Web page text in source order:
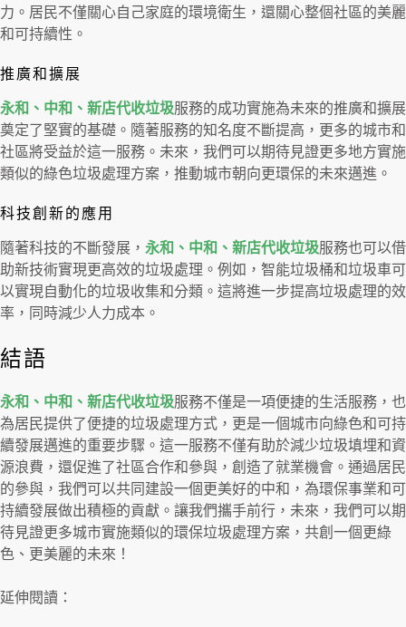
力。居民不僅關心自己家庭的環境衛生，還關心整個社區的美麗
和可持續性。
推廣和擴展
永和、中和、新店代收垃圾服務的成功實施為未來的推廣和擴展
奠定了堅實的基礎。隨著服務的知名度不斷提高，更多的城市和
社區將受益於這一服務。未來，我們可以期待見證更多地方實施
類似的綠色垃圾處理方案，推動城市朝向更環保的未來邁進。
科技創新的應用
隨著科技的不斷發展， 永和、中和、新店代收垃圾服務也可以借
助新技術實現更高效的垃圾處理。例如，智能垃圾桶和垃圾車可
以實現自動化的垃圾收集和分類。這將進一步提高垃圾處理的效
率，同時減少人力成本。
結語
永和、中和、新店代收垃圾服務不僅是一項便捷的生活服務，也
為居民提供了便捷的垃圾處理方式，更是一個城市向綠色和可持
續發展邁進的重要步驟。這一服務不僅有助於減少垃圾填埋和資
源浪費，還促進了社區合作和參與，創造了就業機會。通過居民
的參與，我們可以共同建設一個更美好的中和，為環保事業和可
持續發展做出積極的貢獻。讓我們攜手前行，未來，我們可以期
待見證更多城市實施類似的環保垃圾處理方案，共創一個更綠
色、更美麗的未來！
延伸閱讀：